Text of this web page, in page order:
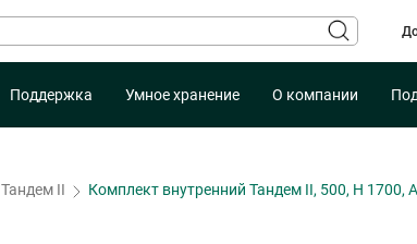
Поддержка Умное хранение О компании
Тандем II Комплект внутренний Тандем II, 500, H